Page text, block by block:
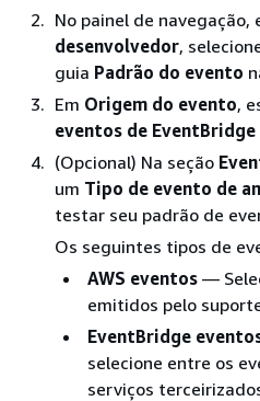
No painel de navegação,
desenvolvedor,
guia Padrão do evento
Em Origem do evento,
eventos de
(Opcional) Na seção
um Tipo de evento de
testar seu padrão de
Os seguintes tipos de
AWS eventos —
emitidos pelo
EventBridge
selecione entre os
serviços